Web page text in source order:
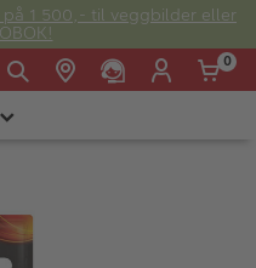
1 500,- til veggbilder eller
0